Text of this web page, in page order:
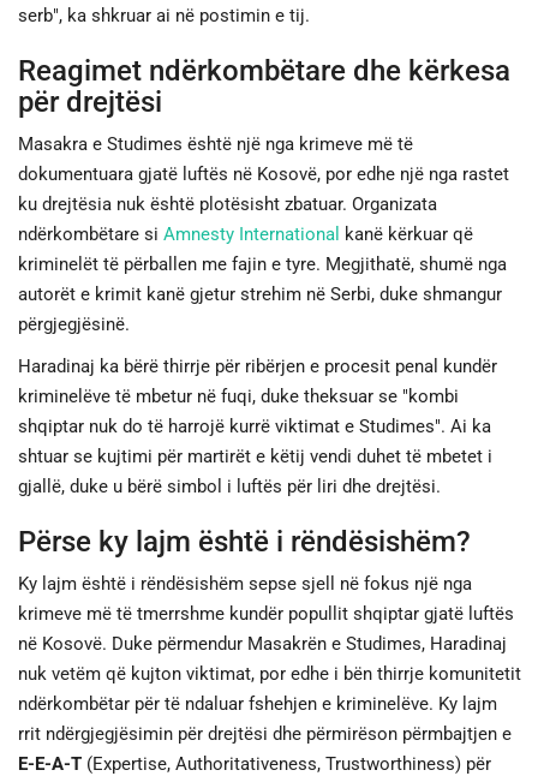
serb", ka shkruar ai në postimin e tij.
Reagimet ndërkombëtare dhe kërkesa
për drejtësi
Masakra e Studimes është një nga krimeve më të
dokumentuara gjatë luftës në Kosovë, por edhe një nga rastet
ku drejtësia nuk është plotësisht zbatuar. Organizata
ndërkombëtare si Amnesty International kanë kërkuar që
kriminelët të përballen me fajin e tyre. Megjithatë, shumë nga
autorët e krimit kanë gjetur strehim në Serbi, duke shmangur
përgjegjësinë.
Haradinaj ka bërë thirrje për ribërjen e procesit penal kundër
kriminelëve të mbetur në fuqi, duke theksuar se "kombi
shqiptar nuk do të harrojë kurrë viktimat e Studimes". Ai ka
shtuar se kujtimi për martirët e këtij vendi duhet të mbetet i
gjallë, duke u bërë simbol i luftës për liri dhe drejtësi.
Përse ky lajm është i rëndësishëm?
Ky lajm është i rëndësishëm sepse sjell në fokus një nga
krimeve më të tmerrshme kundër popullit shqiptar gjatë luftës
në Kosovë. Duke përmendur Masakrën e Studimes, Haradinaj
nuk vetëm që kujton viktimat, por edhe i bën thirrje komunitetit
ndërkombëtar për të ndaluar fshehjen e kriminelëve. Ky lajm
rrit ndërgjegjësimin për drejtësi dhe përmirëson përmbajtjen e
E-E-A-T (Expertise, Authoritativeness, Trustworthiness) për